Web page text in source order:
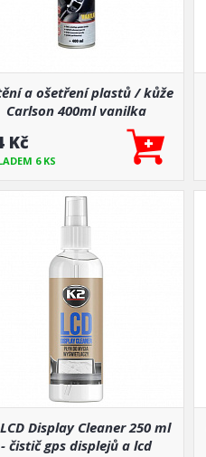
a ošetření plastů / kůže
Carlson 400ml vanilka
Kč
6 KS
Display Cleaner 250 ml
- čistič gps displejů a lcd